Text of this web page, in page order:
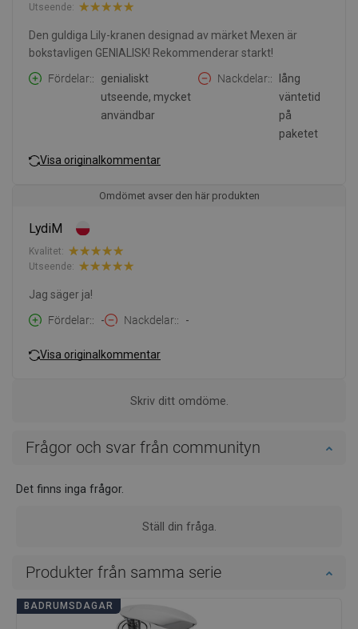
Utseende:
Den guldiga Lily-kranen designad av märket Mexen är
bokstavligen GENIALISK! Rekommenderar starkt!
Fördelar:
genialiskt
utseende, mycket
användbar
Nackdelar:
lång
väntetid
på
paketet
Visa originalkommentar
Omdömet avser den här produkten
LydiM
Kvalitet:
Utseende:
Jag säger ja!
Fördelar:
- Nackdelar: -
Visa originalkommentar
Skriv ditt omdöme.
Frågor och svar från communityn
Det finns inga frågor.
Ställ din fråga.
Produkter från samma serie
BADRUMSDAGAR